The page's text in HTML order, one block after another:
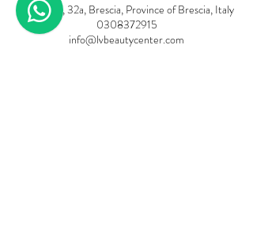
Via Creta, 32a, Brescia, Province of Brescia, Italy
0308372915
info@lvbeautycenter.com